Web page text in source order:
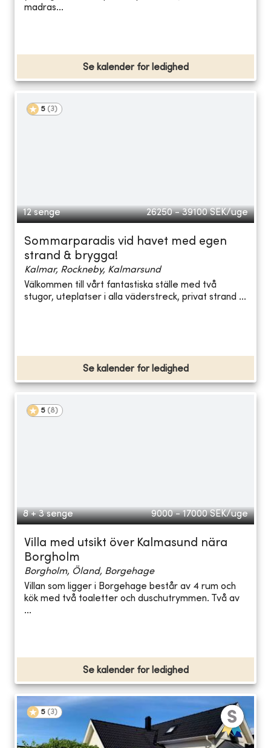
madras...
Se kalender for ledighed
5 (3)
12 senge 26250 - 39100 SEK/uge
Sommarparadis vid havet med egen
strand & brygga!
Kalmar, Rockneby, Kalmarsund
Välkommen till vårt fantastiska ställe med två
stugor, uteplatser i alla väderstreck, privat strand ...
Se kalender for ledighed
5 (8)
8 + 3 senge 9000 - 17000 SEK/uge
Villa med utsikt över Kalmasund nära
Borgholm
Borgholm, Öland, Borgehage
Villan som ligger i Borgehage består av 4 rum och
kök med två toaletter och duschutrymmen. Två av
...
Se kalender for ledighed
5 (3)